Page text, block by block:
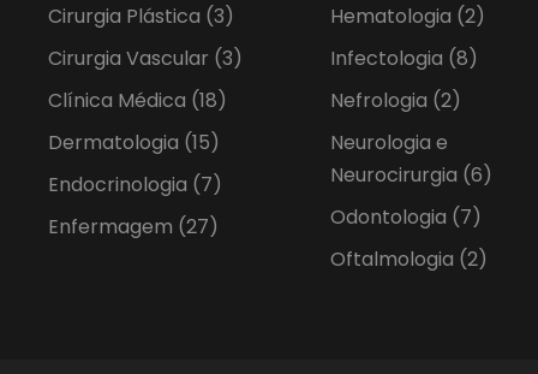
Cirurgia Plástica (3)
Cirurgia Vascular (3)
Clínica Médica (18)
Dermatologia (15)
Endocrinologia (7)
Enfermagem (27)
Hematologia (2)
Infectologia (8)
Nefrologia (2)
Neurologia e
Neurocirurgia (6)
Odontologia (7)
Oftalmologia (2)